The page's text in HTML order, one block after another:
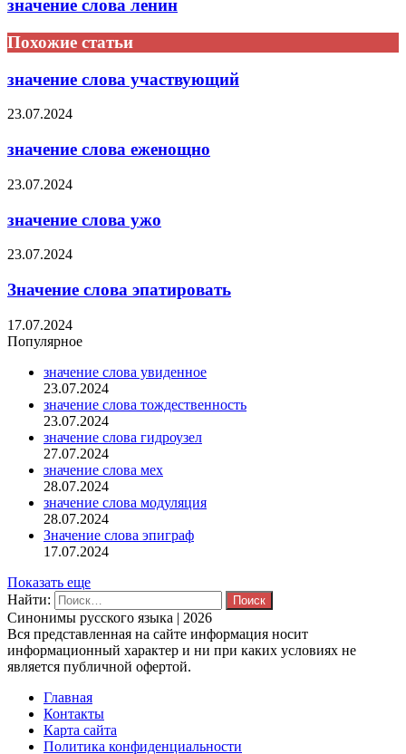
значение слова ленин
Похожие статьи
значение слова участвующий
23.07.2024
значение слова еженощно
23.07.2024
значение слова ужо
23.07.2024
Значение слова эпатировать
17.07.2024
Популярное
значение слова увиденное
23.07.2024
значение слова тождественность
23.07.2024
значение слова гидроузел
27.07.2024
значение слова мех
28.07.2024
значение слова модуляция
28.07.2024
Значение слова эпиграф
17.07.2024
Показать еще
Найти:
Синонимы русского языка | 2026
Вся представленная на сайте информация носит
информационный характер и ни при каких условиях не
является публичной офертой.
Главная
Контакты
Карта сайта
Политика конфиденциальности